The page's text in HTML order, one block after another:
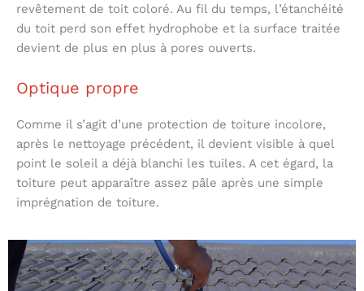
revêtement de toit coloré. Au fil du temps, l’étanchéité
du toit perd son effet hydrophobe et la surface traitée
devient de plus en plus à pores ouverts.
Optique propre
Comme il s’agit d’une protection de toiture incolore,
après le nettoyage précédent, il devient visible à quel
point le soleil a déjà blanchi les tuiles. A cet égard, la
toiture peut apparaître assez pâle après une simple
imprégnation de toiture.